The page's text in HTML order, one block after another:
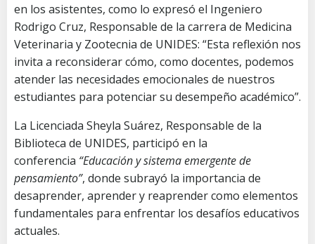
en los asistentes, como lo expresó el Ingeniero
Rodrigo Cruz, Responsable de la carrera de Medicina
Veterinaria y Zootecnia de UNIDES: “Esta reflexión nos
invita a reconsiderar cómo, como docentes, podemos
atender las necesidades emocionales de nuestros
estudiantes para potenciar su desempeño académico”.
La Licenciada Sheyla Suárez, Responsable de la
Biblioteca de UNIDES, participó en la
conferencia “Educación y sistema emergente de
pensamiento”, donde subrayó la importancia de
desaprender, aprender y reaprender como elementos
fundamentales para enfrentar los desafíos educativos
actuales.